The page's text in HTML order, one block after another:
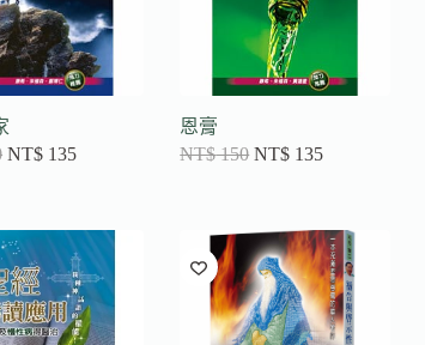
NT$ 135
恩膏
NT$150 NT$ 135